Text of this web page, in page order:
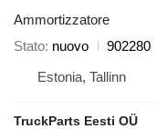
Ammortizzatore
Stato nuovo 902280
Estonia, Tallinn
TruckParts Eesti OÜ